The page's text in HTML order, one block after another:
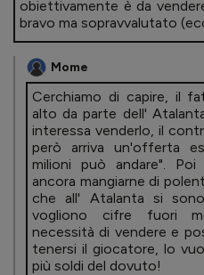
obiettivamente è da
bravo ma sopravvalutato
Mome
Cerchiamo di capire, il
alto da parte dell'
interessa venderlo, il
però arriva un'offerta
milioni può andare".
ancora mangiarne di
che all' Atalanta si
vogliono cifre fuori
necessità di vendere e
tenersi il giocatore, lo
più soldi del dovuto!